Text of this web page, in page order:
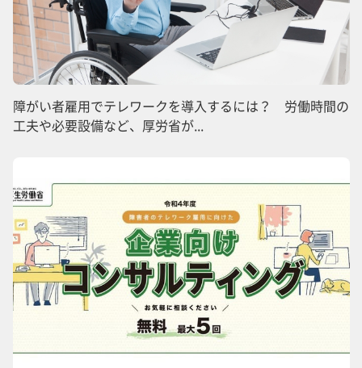
障がい者雇用でテレワークを導入するには？ 労働時間の
工夫や必要設備など、厚労省が...